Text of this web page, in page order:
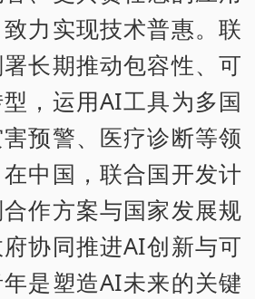
力实现技术普惠。联
长期推动包容性、可
，运用AI工具为多国
预警、医疗诊断等领
中国，联合国开发计
作方案与国家发展规
协同推进AI创新与可
是塑造AI未来的关键